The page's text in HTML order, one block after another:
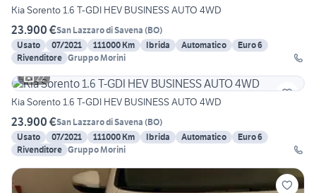
Kia Sorento 1.6 T-GDI HEV BUSINESS AUTO 4WD
23.900 €San Lazzaro di Savena (BO)
Usato
07/2021 111000 Km Ibrida Automatico
Euro 6
Rivenditore Gruppo Morini
22
Kia Sorento 1.6 T-GDI HEV BUSINESS AUTO 4WD
23.900 €San Lazzaro di Savena (BO)
Usato
07/2021 111000 Km Ibrida Automatico
Euro 6
Rivenditore Gruppo Morini